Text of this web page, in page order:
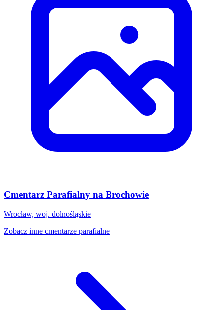
Cmentarz Parafialny na Brochowie
Wrocław, woj. dolnośląskie
Zobacz inne cmentarze parafialne